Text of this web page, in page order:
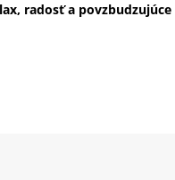
radosť a